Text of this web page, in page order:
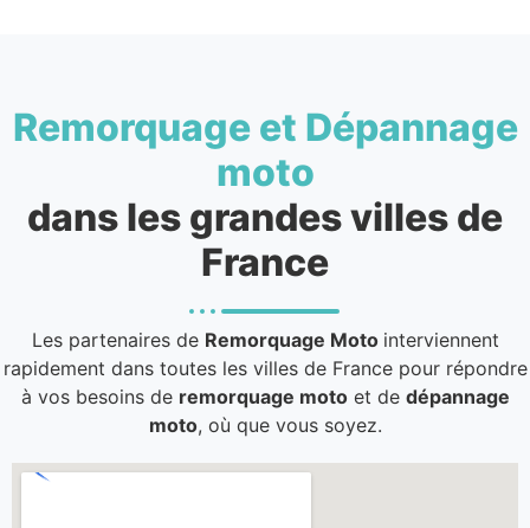
Remorquage et Dépannage
moto
dans les grandes villes de
France
Les partenaires de Remorquage Moto interviennent
rapidement dans toutes les villes de France pour répondre
à vos besoins de remorquage motoet de dépannage
moto, où que vous soyez.